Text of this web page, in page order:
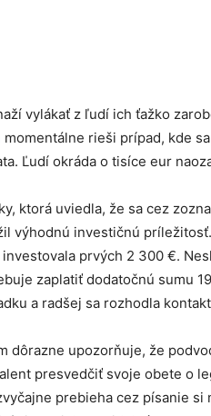
vylákať z ľudí ich ťažko
momentálne rieši prípad, kde
Ľudí okráda o tisíce eur
ktorá uviedla, že sa cez
výhodnú investičnú
prvých 2 300 €.
zaplatiť dodatočnú sumu
a radšej sa rozhodla
dôrazne upozorňuje, že
presvedčiť svoje obete o
prebieha cez písanie si